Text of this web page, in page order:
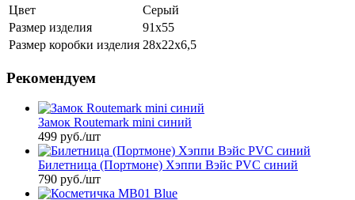
Цвет
Серый
Размер изделия
91х55
Размер коробки изделия 28х22х6,5
Рекомендуем
Замок Routemark mini синий
499 руб./шт
Билетница (Портмоне) Хэппи Вэйс PVC синий
790 руб./шт